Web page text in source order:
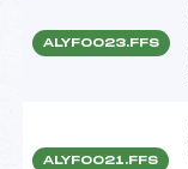
ALYF0023.FFS
ALYF0021.FFS